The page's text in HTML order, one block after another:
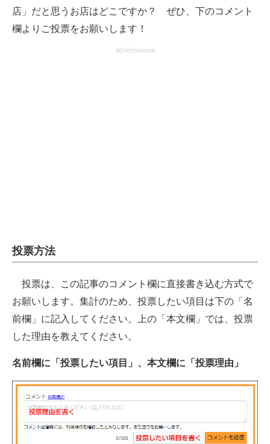
店」だと思うお店はどこですか？ ぜひ、下のコメント
欄よりご投票をお願いします！
advertisement
投票方法
投票は、この記事のコメント欄に直接書き込む方式で
お願いします。集計のため、投票したい項目は下の「名
前欄」に記入してください。上の「本文欄」では、投票
した理由を教えてください。
名前欄に「投票したい項目」、本文欄に「投票理由」